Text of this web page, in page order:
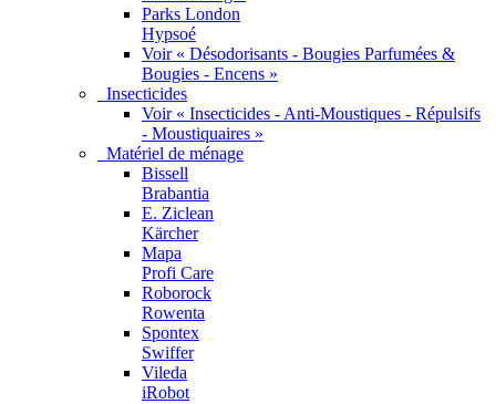
Parks London
Hypsoé
Voir « Désodorisants - Bougies Parfumées &
Bougies - Encens »
Insecticides
Voir « Insecticides - Anti-Moustiques - Répulsifs
- Moustiquaires »
Matériel de ménage
Bissell
Brabantia
E. Ziclean
Kärcher
Mapa
Profi Care
Roborock
Rowenta
Spontex
Swiffer
Vileda
iRobot